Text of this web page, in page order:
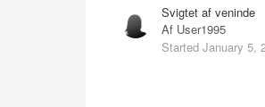
Svigtet af veninde
Af User1995
Started January 5,